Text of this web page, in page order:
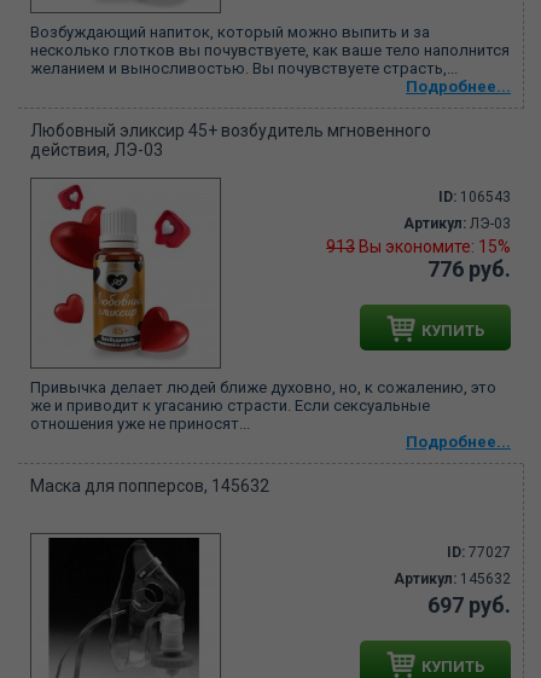
Возбуждающий напиток, который можно выпить и за
несколько глотков вы почувствуете, как ваше тело наполнится
желанием и выносливостью. Вы почувствуете страсть,...
Подробнее...
Любовный эликсир 45+ возбудитель мгновенного
действия, ЛЭ-03
ID: 106543
Артикул: ЛЭ-03
913 Вы экономите: 15%
776 руб.
КУПИТЬ
Привычка делает людей ближе духовно, но, к сожалению, это
же и приводит к угасанию страсти. Если сексуальные
отношения уже не приносят...
Подробнее...
Маска для попперсов, 145632
ID: 77027
Артикул: 145632
697 руб.
КУПИТЬ